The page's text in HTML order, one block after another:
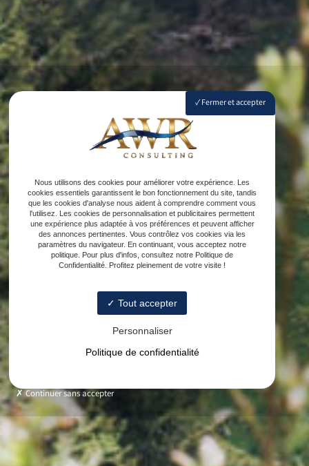
Fermer et accepter
Nous utilisons des cookies pour améliorer votre expérience. Les
cookies essentiels garantissent le bon fonctionnement du site, tandis
que les cookies d'analyse nous aident à comprendre comment vous
l'utilisez. Les cookies de personnalisation et publicitaires permettent
une expérience plus adaptée à vos préférences et peuvent afficher
des annonces pertinentes. Vous contrôlez vos cookies via les
paramètres du navigateur. En continuant, vous acceptez notre
politique. Pour plus d'infos, consultez notre Politique de
Confidentialité. Profitez pleinement de votre visite !
Tout accepter
Personnaliser
Politique de confidentialité
Continuer sans accepter